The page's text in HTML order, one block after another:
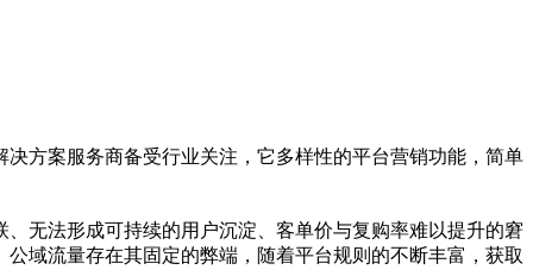
方案服务商备受行业关注，它多样性的平台营销功能，简单
无法形成可持续的用户沉淀、客单价与复购率难以提升的窘
公域流量存在其固定的弊端，随着平台规则的不断丰富，获取